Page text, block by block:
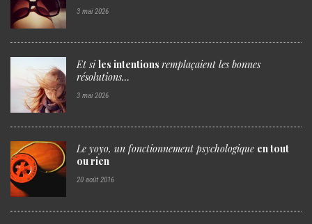
3 mai 2026
Et siles intentions remplaçaient les bonnes
résolutions…
3 mai 2026
Le yoyo, un fonctionnement psychologique en tout
ou rien
20 août 2016